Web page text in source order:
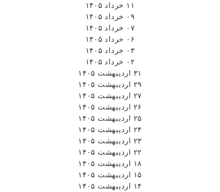
۱۱ خرداد ۱۴۰۵
۰۹ خرداد ۱۴۰۵
۰۷ خرداد ۱۴۰۵
۰۶ خرداد ۱۴۰۵
۰۳ خرداد ۱۴۰۵
۰۲ خرداد ۱۴۰۵
۳۱ اردیبهشت ۱۴۰۵
۲۹ اردیبهشت ۱۴۰۵
۲۷ اردیبهشت ۱۴۰۵
۲۶ اردیبهشت ۱۴۰۵
۲۵ اردیبهشت ۱۴۰۵
۲۴ اردیبهشت ۱۴۰۵
۲۳ اردیبهشت ۱۴۰۵
۲۲ اردیبهشت ۱۴۰۵
۱۸ اردیبهشت ۱۴۰۵
۱۵ اردیبهشت ۱۴۰۵
۱۴ اردیبهشت ۱۴۰۵